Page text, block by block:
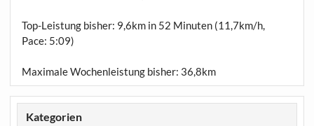
Top-Leistung bisher: 9,6km in 52 Minuten (11,7km/h,
Pace: 5:09)
Maximale Wochenleistung bisher: 36,8km
Kategorien